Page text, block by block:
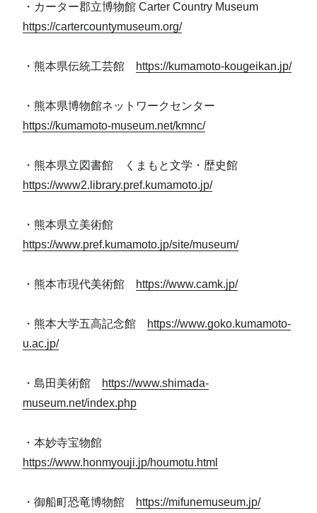
・カーター郡立博物館 Carter Country Museum
https://cartercountymuseum.org/
・熊本県伝統工芸館 https://kumamoto-kougeikan.jp/
・熊本県博物館ネットワークセンター
https://kumamoto-museum.net/kmnc/
・熊本県立図書館 くまもと文学・歴史館
https://www2.library.pref.kumamoto.jp/
・熊本県立美術館
https://www.pref.kumamoto.jp/site/museum/
・熊本市現代美術館 https://www.camk.jp/
・熊本大学五高記念館
https://www.goko.kumamoto-
u.ac.jp/
・島田美術館
https://www.shimada-
museum.net/index.php
・本妙寺宝物館
https://www.honmyouji.jp/houmotu.html
・御船町恐竜博物館 https://mifunemuseum.jp/